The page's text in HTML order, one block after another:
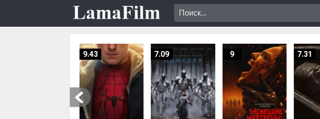
9.43 7.09 9 7.31